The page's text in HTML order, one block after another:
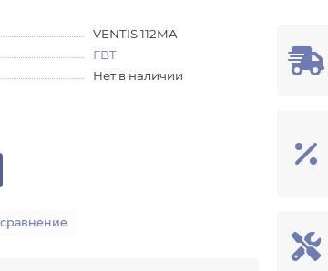
VENTIS 112MA
FBT
Нет в наличии